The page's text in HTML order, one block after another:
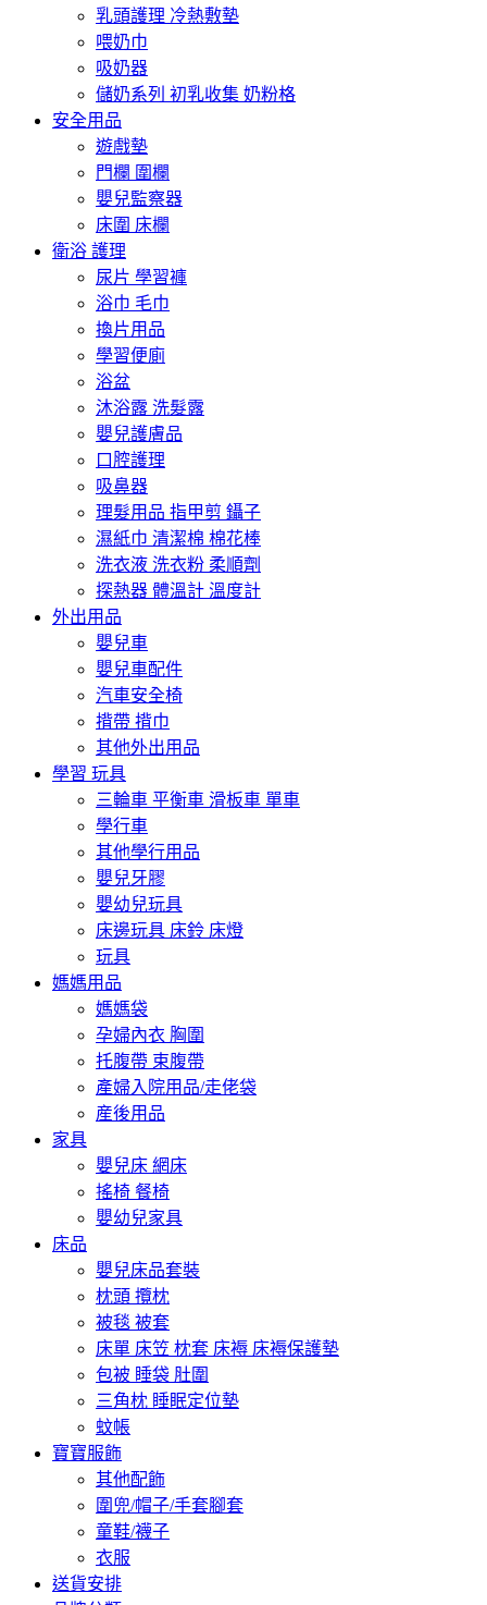
乳頭護理 冷熱敷墊
喂奶巾
吸奶器
儲奶系列 初乳收集 奶粉格
安全用品
遊戲墊
門欄 圍欄
嬰兒監察器
床圍 床欄
衛浴 護理
尿片 學習褲
浴巾 毛巾
換片用品
學習便廁
浴盆
沐浴露 洗髮露
嬰兒護膚品
口腔護理
吸鼻器
理髮用品 指甲剪 鑷子
濕紙巾 清潔棉 棉花棒
洗衣液 洗衣粉 柔順劑
探熱器 體溫計 溫度計
外出用品
嬰兒車
嬰兒車配件
汽車安全椅
揹帶 揹巾
其他外出用品
學習 玩具
三輪車 平衡車 滑板車 單車
學行車
其他學行用品
嬰兒牙膠
嬰幼兒玩具
床邊玩具 床鈴 床燈
玩具
媽媽用品
媽媽袋
孕婦內衣 胸圍
托腹帶 束腹帶
產婦入院用品/走佬袋
産後用品
家具
嬰兒床 網床
搖椅 餐椅
嬰幼兒家具
床品
嬰兒床品套裝
枕頭 攬枕
被毯 被套
床單 床笠 枕套 床褥 床褥保護墊
包被 睡袋 肚圍
三角枕 睡眠定位墊
蚊帳
寶寶服飾
其他配飾
圍兜/帽子/手套腳套
童鞋/襪子
衣服
送貨安排